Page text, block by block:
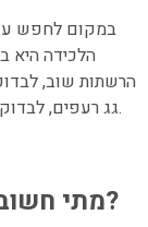
במקום לחפש
הלכידה היא
הרשתות שוב,
גג רעפים, לבדוק שאין אזורים ש"מזמינים" את החולדות והעכברים.
מתי חשוב לבצע הדברת חולדות באשדוד?